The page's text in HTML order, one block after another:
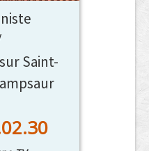
Saint-